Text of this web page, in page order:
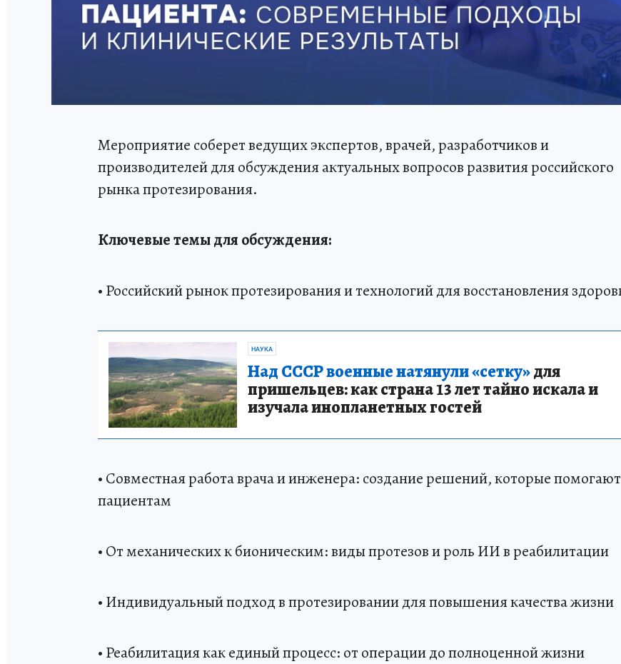
Мероприятие соберет ведущих экспертов, врачей, разработчиков и
производителей для обсуждения актуальных вопросов развития российского
рынка протезирования.
Ключевые темы для обсуждения:
• Российский рынок протезирования и технологий для восстановления
НАУКА
Над СССР военные натянули «сетку»для
пришельцев: как страна 13 лет тайно искала и
изучала инопланетных гостей
• Совместная работа врача и инженера: создание решений, которые помогают
пациентам
• От механических к бионическим: виды протезов и роль ИИ в реабилитации
• Индивидуальный подход в протезировании для повышения качества жизни
• Реабилитация как единый процесс: от операции до полноценной жизни